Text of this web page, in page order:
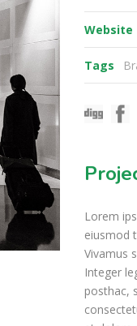
Website
Tags
Lorem
eiusmod
Vivamus
Integer
posthac,